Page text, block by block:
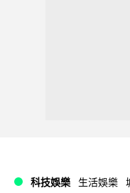
科技娛樂 生活娛樂